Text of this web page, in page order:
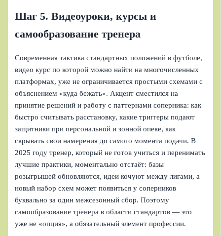
Шаг 5. Видеоуроки, курсы и
самообразование тренера
Современная тактика стандартных положений в футболе,
видео курс по которой можно найти на многочисленных
платформах, уже не ограничивается простыми схемами с
объяснением «куда бежать». Акцент сместился на
принятие решений и работу с паттернами соперника: как
быстро считывать расстановку, какие триггеры подают
защитники при персональной и зонной опеке, как
скрывать свои намерения до самого момента подачи. В
2025 году тренер, который не готов учиться и перенимать
лучшие практики, моментально отстаёт: базы
розыгрышей обновляются, идеи кочуют между лигами, а
новый набор схем может появиться у соперников
буквально за один межсезонный сбор. Поэтому
самообразование тренера в области стандартов — это
уже не «опция», а обязательный элемент профессии.